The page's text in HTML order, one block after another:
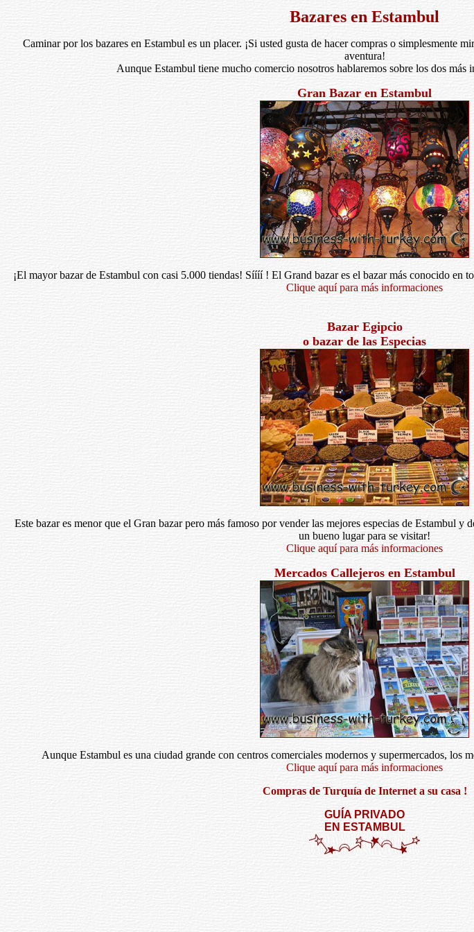
Bazares en Estambul
Caminar por los bazares en Estambul es un placer. ¡Si usted gusta de hacer compras o simplesmente
aventura!
Aunque Estambul tiene mucho comercio nosotros hablaremos sobre los dos más
Gran Bazar en Estambul
¡El mayor bazar de Estambul con casi 5.000 tiendas! Síííí ! El Grand bazar es el bazar más conocido en
Clique aquí para más informaciones
Bazar Egipcio
o bazar de las Especias
Este bazar es menor que el Gran bazar pero más famoso por vender las mejores especias de Estambul y
un bueno lugar para se visitar!
Clique aquí para más informaciones
Mercados Callejeros en Estambul
Aunque Estambul es una ciudad grande con centros comerciales modernos y supermercados, los
Clique aquí para más informaciones
Compras de Turquía de Internet a su casa !
GUÍA PRIVADO
EN ESTAMBUL